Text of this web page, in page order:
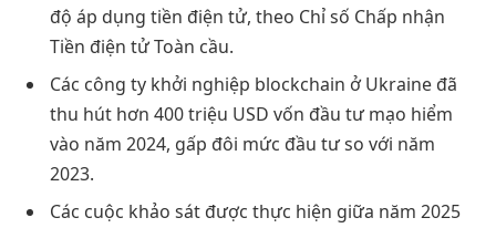
độ áp dụng tiền điện tử, theo Chỉ số Chấp nhận
Tiền điện tử Toàn cầu.
Các công ty khởi nghiệp blockchain ở Ukraine đã
thu hút hơn 400 triệu USD vốn đầu tư mạo hiểm
vào năm 2024, gấp đôi mức đầu tư so với năm
2023.
Các cuộc khảo sát được thực hiện giữa năm 2025